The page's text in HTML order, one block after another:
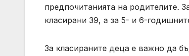
предпочитанията на родителите.
класирани 39, а за 5- и 6-
За класираните деца е важно да